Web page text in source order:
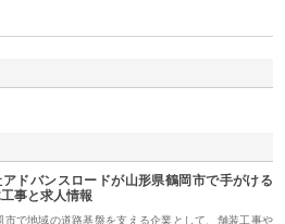
ドバンスロードが山形県鶴岡市で手がける
事と求人情報
市で地域の道路基盤を支える企業として、舗装工事や